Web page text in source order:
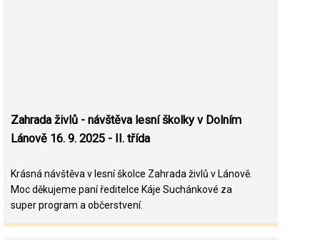
Zahrada živlů - návštěva lesní školky v Dolním
Lánově 16. 9. 2025 - II. třída
Krásná návštěva v lesní školce Zahrada živlů v Lánově.
Moc děkujeme paní ředitelce Káje Suchánkové za
super program a občerstvení.